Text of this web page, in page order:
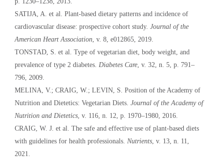
SATIJA, A. et al. Plant-based dietary patterns and incidence of
cardiovascular disease: prospective cohort study. Journal of the
American Heart Association , v. 8, e012865, 2019.
TONSTAD, S. et al. Type of vegetarian diet, body weight, and
prevalence of type 2 diabetes. Diabetes Care , v. 32, n. 5, p. 791–
796, 2009.
MELINA, V.; CRAIG, W.; LEVIN, S. Position of the Academy of
Nutrition and Dietetics: Vegetarian Diets. Journal of the Academy of
Nutrition and Dietetics , v. 116, n. 12, p. 1970–1980, 2016.
CRAIG, W. J. et al. The safe and effective use of plant-based diets
with guidelines for health professionals. Nutrients , v. 13, n. 11,
2021.